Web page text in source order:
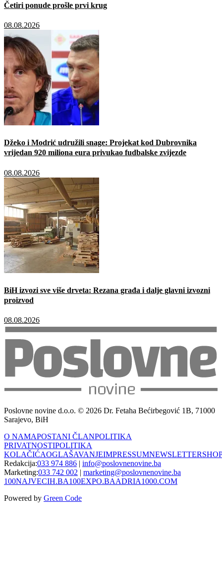
Četiri ponude prošle prvi krug
08.08.2026
Džeko i Modrić udružili snage: Projekat kod Dubrovnika
vrijedan 920 miliona eura privukao fudbalske zvijezde
08.08.2026
BiH izvozi sve više drveta: Rezana građa i dalje glavni izvozni
proizvod
08.08.2026
Poslovne novine d.o.o. © 2026 Dr. Fetaha Bećirbegović 1B, 71000
Sarajevo, BiH
O NAMAPOSTANI ČLANPOLITIKA
PRIVATNOSTIPOLITIKA
KOLAČIĆAOGLAŠAVANJEIMPRESSUMNEWSLETTER
Redakcija:033 974 886 | info@poslovnenovine.ba
Marketing:033 742 002 | marketing@poslovnenovine.ba
100NAJVECIH.BA100EXPO.BAADRIA1000.COM
Powered by Green Code